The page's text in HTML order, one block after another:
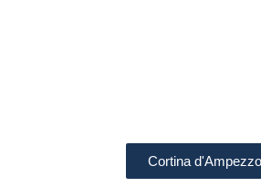
Cortina d'Ampezzo